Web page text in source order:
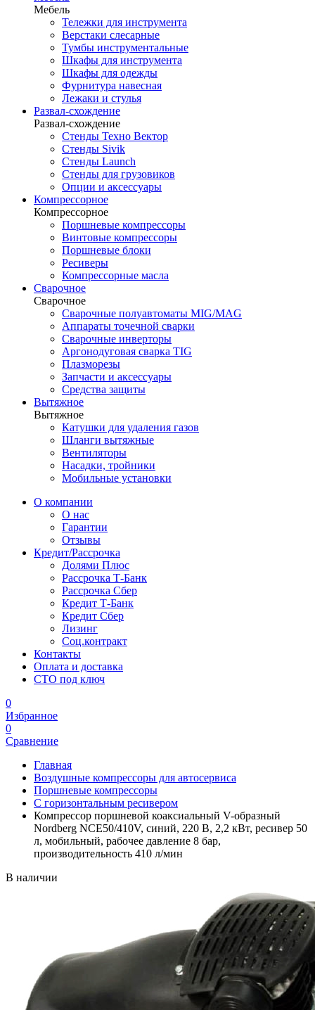
Мебель
Тележки для инструмента
Верстаки слесарные
Тумбы инструментальные
Шкафы для инструмента
Шкафы для одежды
Фурнитура навесная
Лежаки и стулья
Развал-схождение
Развал-схождение
Стенды Техно Вектор
Стенды Sivik
Стенды Launch
Стенды для грузовиков
Опции и аксессуары
Компрессорное
Компрессорное
Поршневые компрессоры
Винтовые компрессоры
Поршневые блоки
Ресиверы
Компрессорные масла
Сварочное
Сварочное
Сварочные полуавтоматы MIG/MAG
Аппараты точечной сварки
Сварочные инверторы
Аргонодуговая сварка TIG
Плазморезы
Запчасти и аксессуары
Средства защиты
Вытяжное
Вытяжное
Катушки для удаления газов
Шланги вытяжные
Вентиляторы
Насадки, тройники
Мобильные установки
О компании
О нас
Гарантии
Отзывы
Кредит/Рассрочка
Долями Плюс
Рассрочка Т-Банк
Рассрочка Сбер
Кредит Т-Банк
Кредит Сбер
Лизинг
Соц.контракт
Контакты
Оплата и доставка
СТО под ключ
0
Избранное
0
Сравнение
Главная
Воздушные компрессоры для автосервиса
Поршневые компрессоры
С горизонтальным ресивером
Компрессор поршневой коаксиальный V-образный
Nordberg NCE50/410V, синий, 220 В, 2,2 кВт, ресивер 50
л, мобильный, рабочее давление 8 бар,
производительность 410 л/мин
В наличии